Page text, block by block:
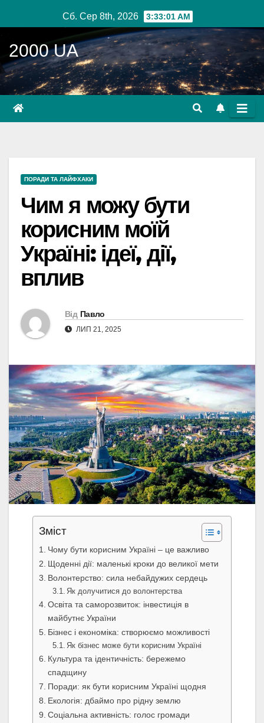
до
вмісту
Сб. Сер 8th, 2026 3:33:02 AM
2000 UA
ПОРАДИ ТА ЛАЙФХАКИ
Чим я можу бути
корисним моїй
Україні: ідеї, дії,
вплив
Від Павло
ЛИП 21, 2025
Зміст
Чому бути корисним Україні – це важливо
Щоденні дії: маленькі кроки до великої мети
Волонтерство: сила небайдужих сердець
Як долучитися до волонтерства
Освіта та саморозвиток: інвестиція в
майбутнє України
Бізнес і економіка: створюємо можливості
Як бізнес може бути корисним Україні
Культура та ідентичність: бережемо
спадщину
Поради: як бути корисним Україні щодня
Екологія: дбаймо про рідну землю
Соціальна активність: голос громади